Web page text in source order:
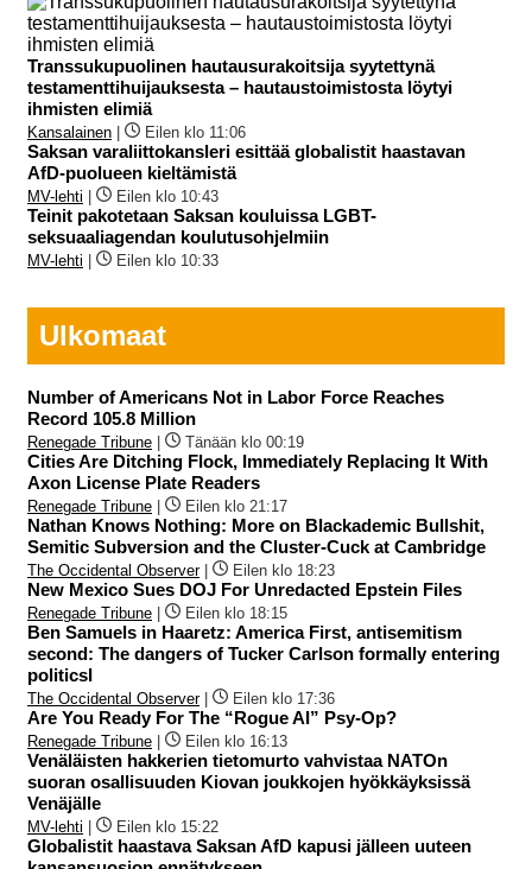
Transsukupuolinen hautausurakoitsija syytettynä
testamenttihuijauksesta – hautaustoimistosta löytyi
ihmisten elimiä
Kansalainen | Eilen klo 11:06
Saksan varaliittokansleri esittää globalistit haastavan
AfD-puolueen kieltämistä
MV-lehti | Eilen klo 10:43
Teinit pakotetaan Saksan kouluissa LGBT-
seksuaaliagendan koulutusohjelmiin
MV-lehti | Eilen klo 10:33
Ulkomaat
Number of Americans Not in Labor Force Reaches
Record 105.8 Million
Renegade Tribune Tänään klo 00:19
Cities Are Ditching Flock, Immediately Replacing It With
Axon License Plate Readers
Renegade Tribune Eilen klo 21:17
Nathan Knows Nothing: More on Blackademic Bullshit,
Semitic Subversion and the Cluster-Cuck at Cambridge
The Occidental Observer| Eilen klo 18:23
New Mexico Sues DOJ For Unredacted Epstein Files
Renegade Tribune Eilen klo 18:15
Ben Samuels in Haaretz: America First, antisemitism
second: The dangers of Tucker Carlson formally entering
politicsI
The Occidental Observer| Eilen klo 17:36
Are You Ready For The “Rogue AI” Psy-Op?
Renegade Tribune Eilen klo 16:13
Venäläisten hakkerien tietomurto vahvistaa NATOn
suoran osallisuuden Kiovan joukkojen hyökkäyksissä
Venäjälle
MV-lehti Eilen klo 15:22
Globalistit haastava Saksan AfD kapusi jälleen uuteen